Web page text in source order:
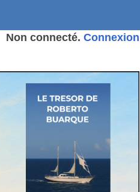
Non connecté.Connexion